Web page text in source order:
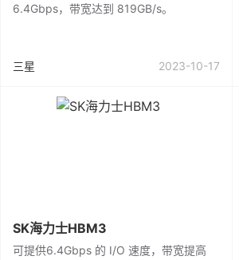
6.4Gbps，带宽达到 819GB/s。
三星 2023-10-17
SK海力士HBM3
可提供6.4Gbps 的 I/O 速度，带宽提高